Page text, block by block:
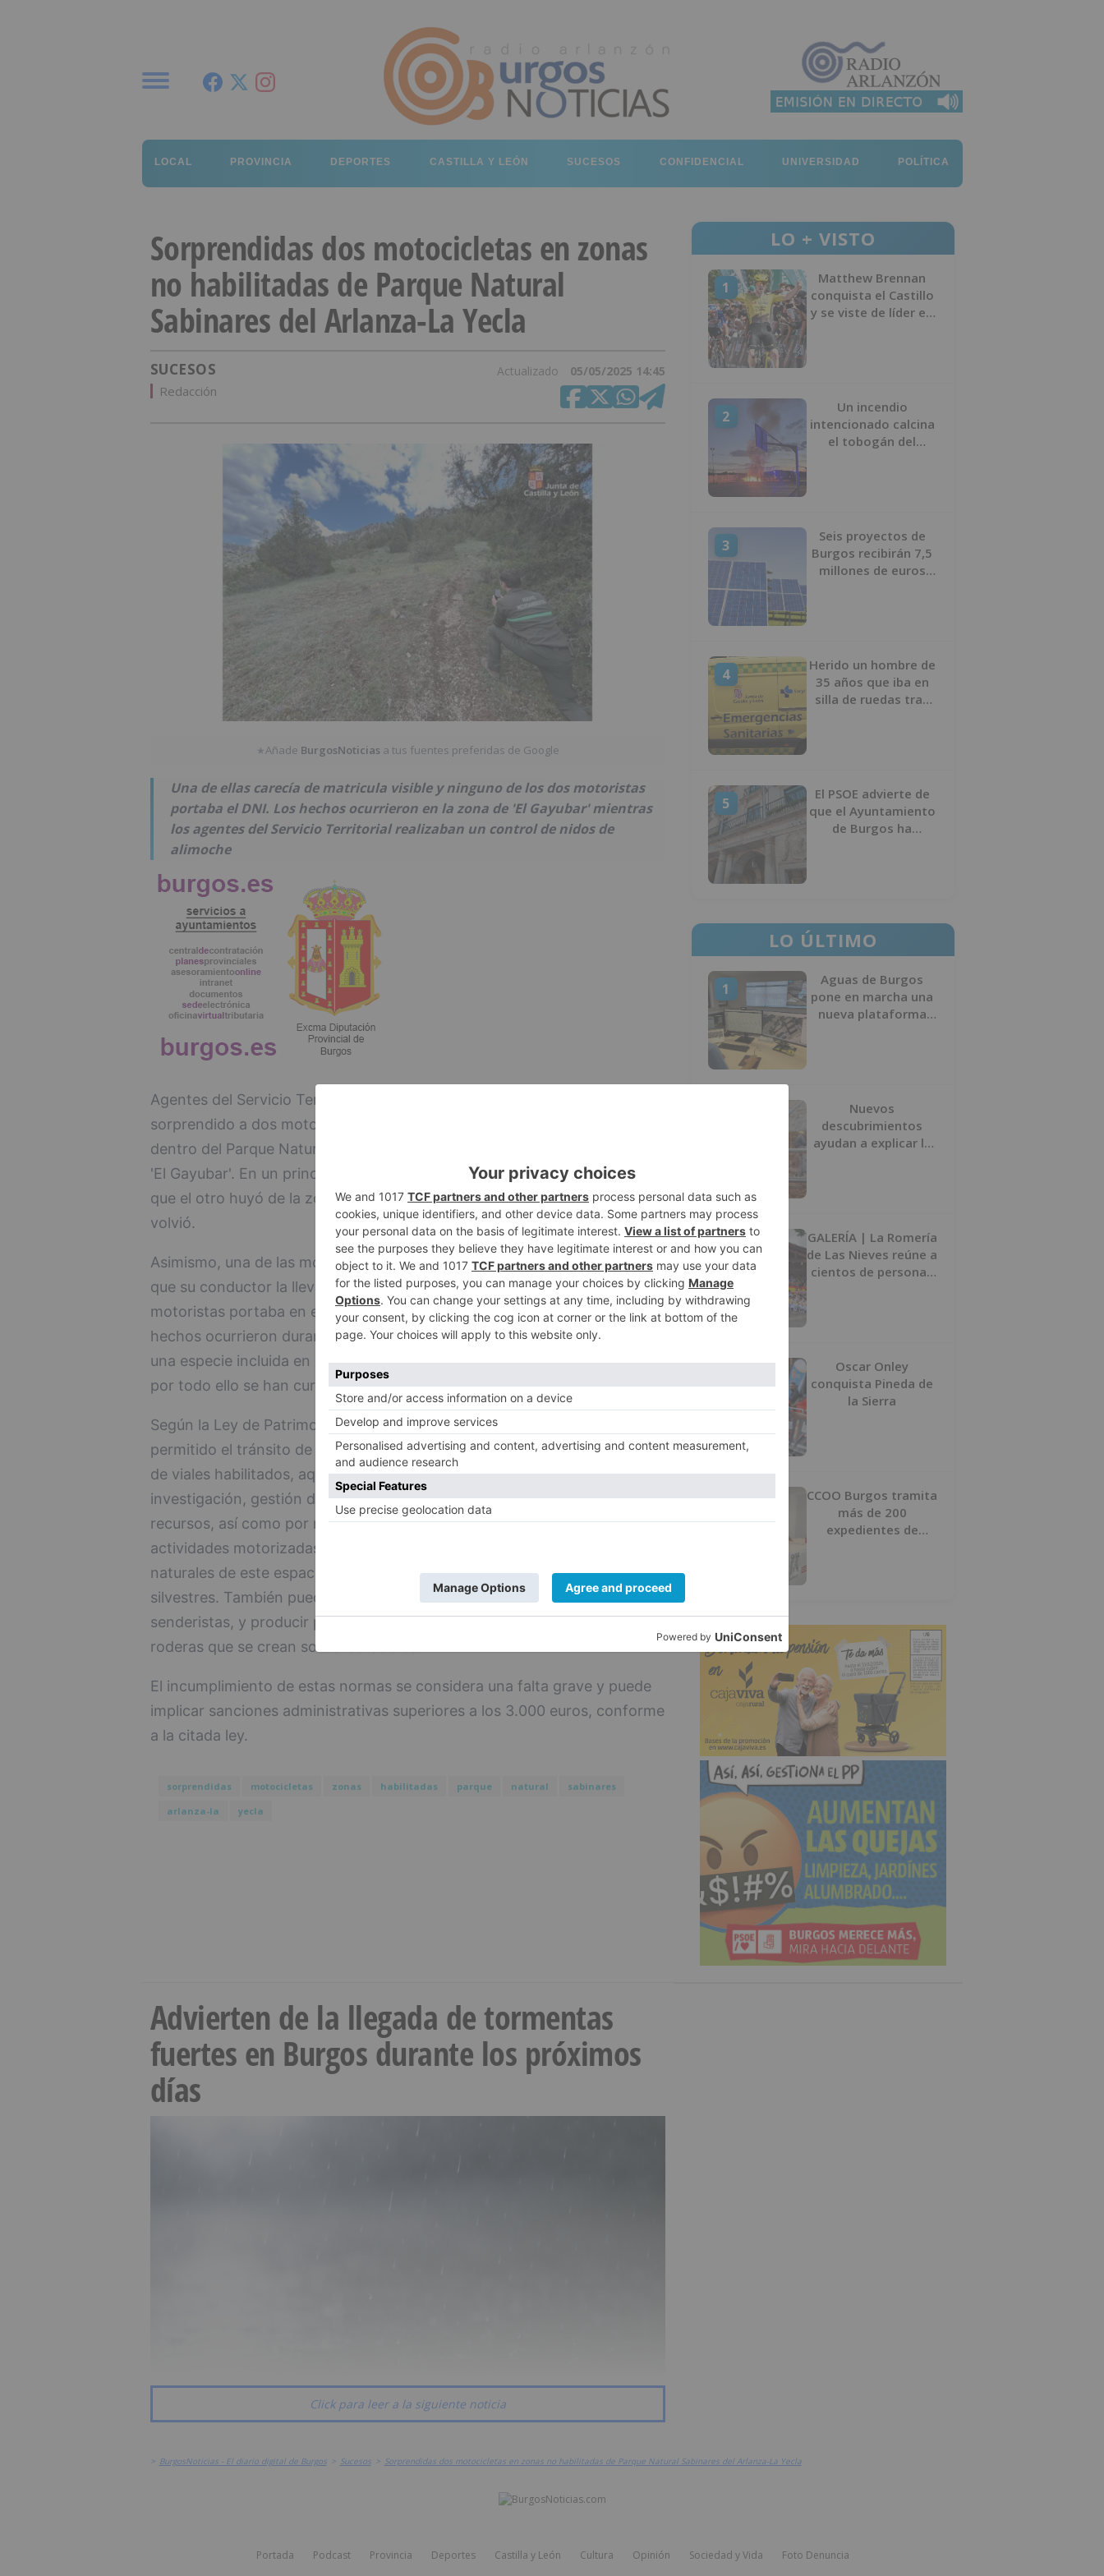
LOCAL PROVINCIA DEPORTES CASTILLA Y LEÓN SUCESOS CONFIDENCIAL UNIVERSIDAD POLÍTICA
Sorprendidas dos motocicletas en zonas
no habilitadas de Parque Natural
Sabinares del Arlanza-La Yecla
SUCESOS Actualizado 05/05/2025 14:45
Redacción
★Añade BurgosNoticias a tus fuentes preferidas de Google
Una de ellas carecía de matricula visible y ninguno de los dos motoristas
portaba el DNI. Los hechos ocurrieron en la zona de 'El Gayubar' mientras
los agentes del Servicio Territorial realizaban un control de nidos de
alimoche
Agentes del Servicio Territorial de Medio Ambiente de Burgos han
sorprendido a dos motoristas circulando fuera de viales habilitados
dentro del Parque Natural Sabinares del Arlanza- La Yecla, en la zona de
'El Gayubar'. En un principio, solo pudieron interceptar a uno de ellos, ya
que el otro huyó de la zona, haciendo caso omiso, aunque posteriormente
volvió.
Asimismo, una de las motocicletas carecía de matrícula visible, debido a
que su conductor la llevaba en la mochila, y ninguno de los dos
motoristas portaba en el momento de la interceptación el DNI. Los
hechos ocurrieron durante un servicio de control de nidos de alimoche,
una especie incluida en el Catálogo español de especies amenazadas y
por todo ello se han cursado las correspondientes actas de denuncia.
Según la Ley de Patrimonio Natural de Castilla y León, solo tienen
permitido el tránsito de vehículos a motor sin autorización expresa fuera
de viales habilitados, aquellos que sean para labores de vigilancia,
investigación, gestión de las explotaciones y aprovechamiento de los
recursos, así como por razones de emergencia. El motivo es que las
actividades motorizadas pueden provocar molestias y daños a los valores
naturales de este espacio protegido, tanto de la fauna como de la flora
silvestres. También pueden suponer un peligro y molestias para
senderistas, y producir procesos de erosión como consecuencia de las
roderas que se crean sobre las laderas.
El incumplimiento de estas normas se considera una falta grave y puede
implicar sanciones administrativas superiores a los 3.000 euros, conforme
a la citada ley.
sorprendidas motocicletas zonas habilitadas parque natural
sabinares
arlanza-la
yecla
LO + VISTO
1
Matthew Brennan
conquista el Castillo
y se viste de líder en
2
Un incendio
intencionado calcina
el tobogán del
3
Seis proyectos de
Burgos recibirán 7,5
millones de euros
4
Herido un hombre de
35 años que iba en
silla de ruedas tras
5
El PSOE advierte de
que el Ayuntamiento
de Burgos ha
LO ÚLTIMO
1
Aguas de Burgos
pone en marcha una
nueva plataforma
Nuevos
descubrimientos
ayudan a explicar la
3
GALERÍA | La Romería
de Las Nieves reúne a
cientos de personas
Oscar Onley
conquista Pineda de
la Sierra
CCOO Burgos tramita
más de 200
expedientes de
Advierten de la llegada de tormentas
fuertes en Burgos durante los próximos
días
Click para leer a la siguiente noticia
> BurgosNoticias - El diario digital de Burgos > Sucesos > Sorprendidas dos motocicletas en zonas no habilitadas de Parque Natural Sabinares del Arlanza-La Yecla
Portada Podcast Provincia Deportes Castilla y León Cultura Opinión Sociedad y Vida Foto Denuncia